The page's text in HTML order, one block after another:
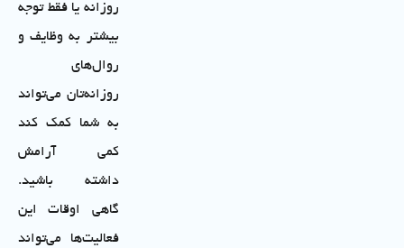
روزانه یا فقط توجه
بیشتر به وظایف و
روال‌های
روزانه‌تان می‌تواند
به شما کمک کند
کمی آرامش
داشته باشید.
گاهی اوقات این
فعالیت‌ها می‌تواند